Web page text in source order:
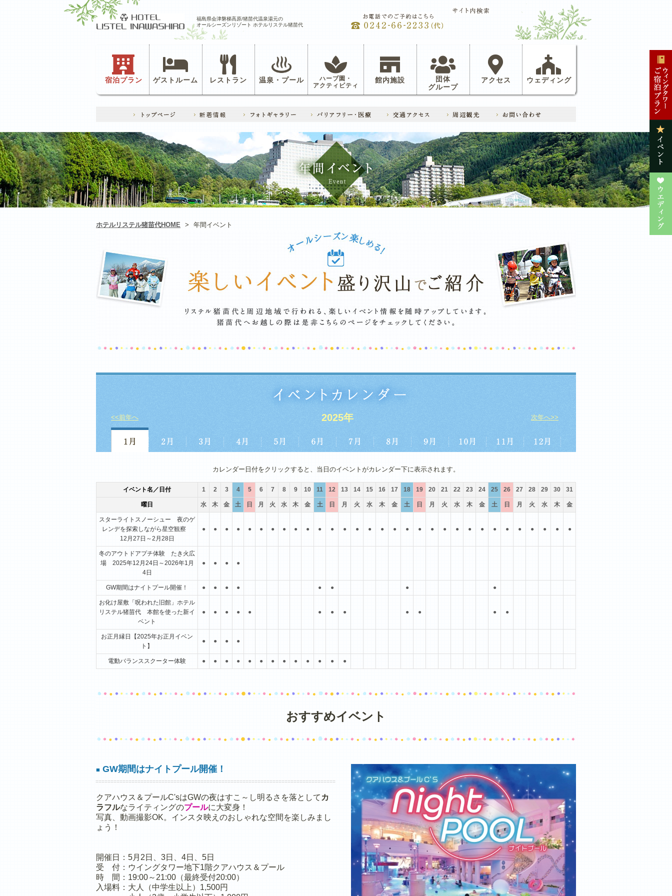
福島県会津磐梯高原/猪苗代温泉湯元の
オールシーズンリゾート ホテルリステル猪苗代
宿泊プラン ゲストルーム レストラン 温泉・プール ハーブ園・
アクティビティ
館内施設
団体
グループ
アクセス ウェディング
ホテルリステル猪苗代HOME > 年間イベント
<<前年へ 2025年 次年へ>>
カレンダー日付をクリックすると、当日のイベントがカレンダー下に表示されます。
イベント名／日付 1 2 3 4 5 6 7 8 9 10 11 12 13 14 15 16 17 18 19 20 21 22 23 24 25 26 27 28 29 30 31
曜日 水 木 金 土 日 月 火 水 木 金 土 日 月 火 水 木 金 土 日 月 火 水 木 金 土 日 月 火 水 木 金
スターライトスノーシュー 夜のゲ
レンデを探索しながら星空観察
12月27日～2月28日
● ● ● ● ● ● ● ● ● ● ● ● ● ● ● ● ● ● ● ● ● ● ● ● ● ● ● ● ● ● ●
冬のアウトドアプチ体験 たき火広
場 2025年12月24日～2026年1月
4日
● ● ● ●
GW期間はナイトプール開催！ ● ● ● ● ● ● ● ●
お化け屋敷「呪われた旧館」ホテル
リステル猪苗代 本館を使った新イ
ベント
● ● ● ● ● ● ● ● ● ● ● ●
お正月縁日【2025年お正月イベン
ト】
● ● ● ●
電動バランススクーター体験 ● ● ● ● ● ● ● ● ● ● ● ● ●
おすすめイベント
■ GW期間はナイトプール開催！
クアハウス＆プールC'sはGWの夜はすこ～し明るさを落として カ
ラフルなライティングのプールに大変身！
写真、動画撮影OK。 インスタ映えのおしゃれな空間を楽しみまし
ょう！
開催日：5月2日、3日、4日、5日
受 付：ウイングタワー地下1階クアハウス＆プール
時 間：19:00～21:00（最終受付20:00）
入場料：大人（中学生以上）1,500円